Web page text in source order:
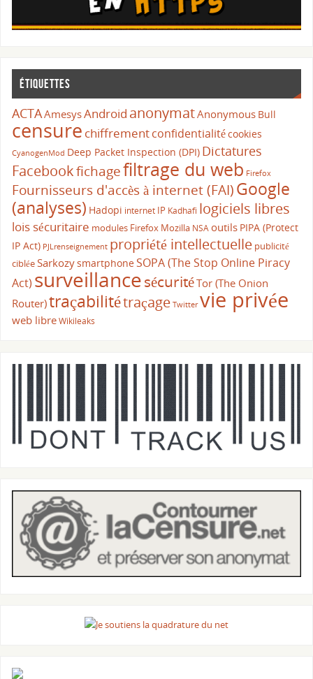
Étiquettes
ACTAAmesysAndroid anonymatAnonymous Bull
censure chiffrementconfidentialitécookies
CyanogenMod Deep Packet Inspection (DPI) Dictatures
Facebookfichagefiltrage du web Firefox
Fournisseurs d'accès à internet (FAI)Google
(analyses) Hadopi internet IP Kadhafi logiciels libres
lois sécuritaire modules Firefox Mozilla NSA outils PIPA (Protect
IP Act) PJLrenseignement propriété intellectuelle publicité
cibléeSarkozysmartphoneSOPA (The Stop Online Piracy
Act) surveillancesécuritéTor (The Onion
Router)traçabilitétraçage Twitter vie privée
web libreWikileaks